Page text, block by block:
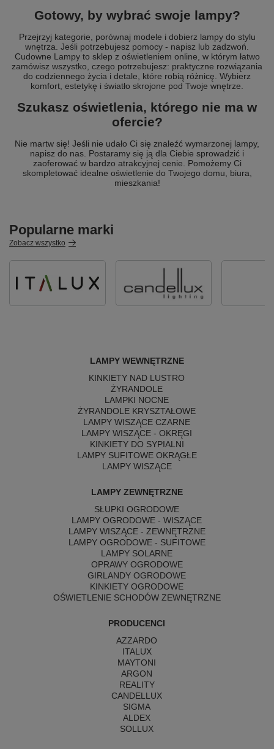
Gotowy, by wybrać swoje lampy?
Przejrzyj kategorie, porównaj modele i dobierz lampy do stylu
wnętrza. Jeśli potrzebujesz pomocy - napisz lub zadzwoń.
Cudowne Lampy to sklep z oświetleniem online, w którym łatwo
zamówisz wszystko, czego potrzebujesz: praktyczne rozwiązania
do codziennego życia i detale, które robią różnicę. Wybierz
komfort, estetykę i światło skrojone pod Twoje wnętrze.
Szukasz oświetlenia, którego nie ma w
ofercie?
Nie martw się! Jeśli nie udało Ci się znaleźć wymarzonej lampy,
napisz do nas. Postaramy się ją dla Ciebie sprowadzić i
zaoferować w bardzo atrakcyjnej cenie. Pomożemy Ci
skompletować idealne oświetlenie do Twojego domu, biura,
mieszkania!
Popularne marki
Zobacz wszystko
LAMPY WEWNĘTRZNE
KINKIETY NAD LUSTRO
ŻYRANDOLE
LAMPKI NOCNE
ŻYRANDOLE KRYSZTAŁOWE
LAMPY WISZĄCE CZARNE
LAMPY WISZĄCE - OKRĘGI
KINKIETY DO SYPIALNI
LAMPY SUFITOWE OKRĄGŁE
LAMPY WISZĄCE
LAMPY ZEWNĘTRZNE
SŁUPKI OGRODOWE
LAMPY OGRODOWE - WISZĄCE
LAMPY WISZĄCE - ZEWNĘTRZNE
LAMPY OGRODOWE - SUFITOWE
LAMPY SOLARNE
OPRAWY OGRODOWE
GIRLANDY OGRODOWE
KINKIETY OGRODOWE
OŚWIETLENIE SCHODÓW ZEWNĘTRZNE
PRODUCENCI
AZZARDO
ITALUX
MAYTONI
ARGON
REALITY
CANDELLUX
SIGMA
ALDEX
SOLLUX